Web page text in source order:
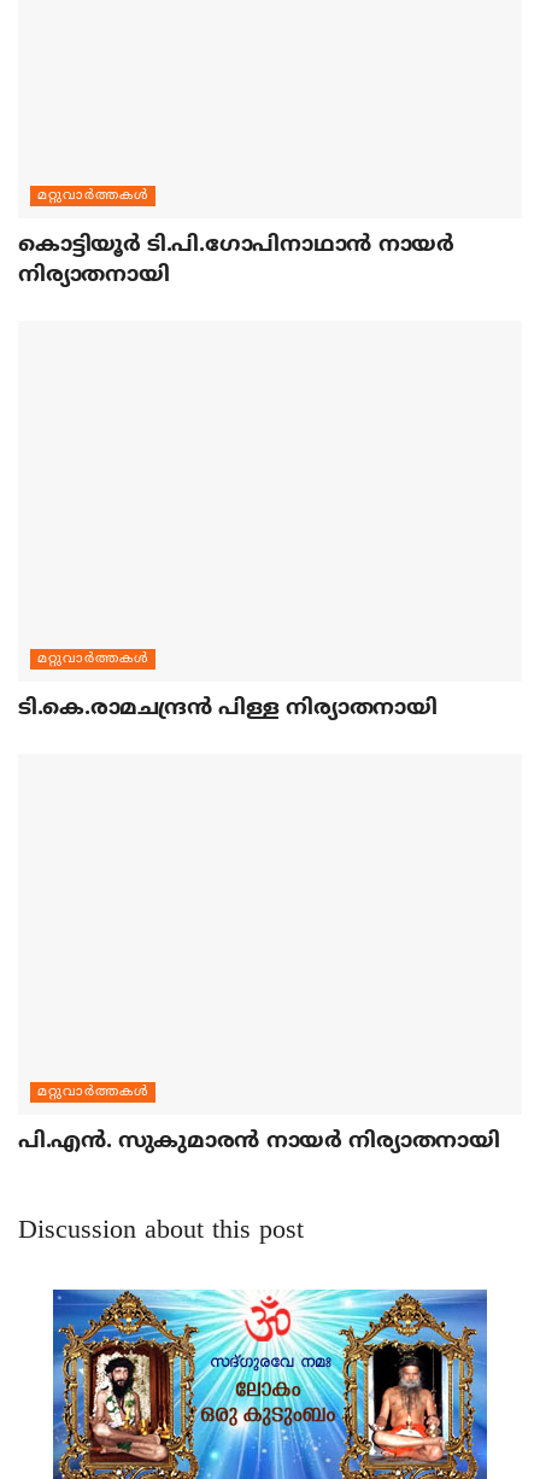
മറ്റുവാര്‍ത്തകള്‍
കൊട്ടിയൂര്‍ ടി.പി.ഗോപിനാഥാന്‍ നായര്‍
നിര്യാതനായി
മറ്റുവാര്‍ത്തകള്‍
ടി.കെ.രാമചന്ദ്രന്‍ പിള്ള നിര്യാതനായി
മറ്റുവാര്‍ത്തകള്‍
പി.എന്‍. സുകുമാരന്‍ നായര്‍ നിര്യാതനായി
Discussion about this post